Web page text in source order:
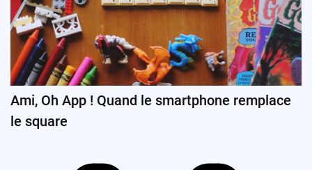
Ami, Oh App ! Quand le smartphone remplace
le square